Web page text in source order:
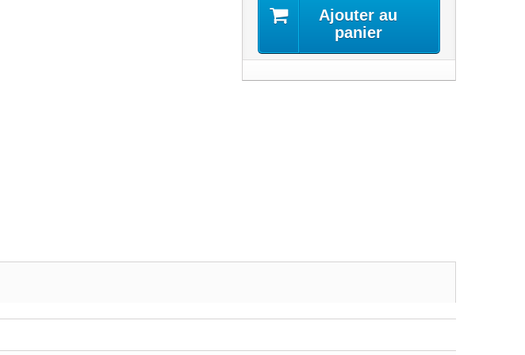
Ajouter au
panier